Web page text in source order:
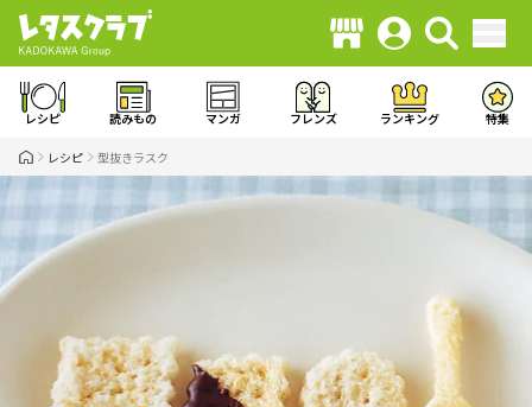
レシピ 読みもの マンガ フレンズ ランキング 特集
レシピ 型抜きラスク